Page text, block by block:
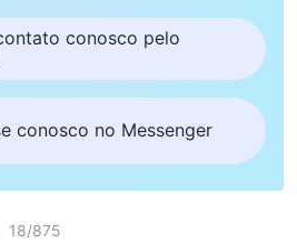
conosco pelo
conosco no Messenger
18/875